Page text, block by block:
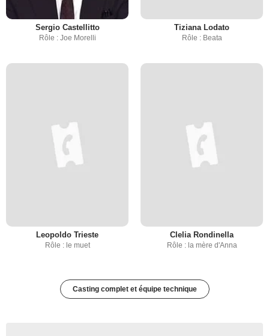
Sergio Castellitto
Rôle : Joe Morelli
Tiziana Lodato
Rôle : Beata
Leopoldo Trieste
Rôle : le muet
Clelia Rondinella
Rôle : la mère d'Anna
Casting complet et équipe technique